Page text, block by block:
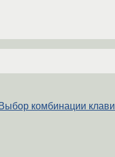
Выбор комбинации